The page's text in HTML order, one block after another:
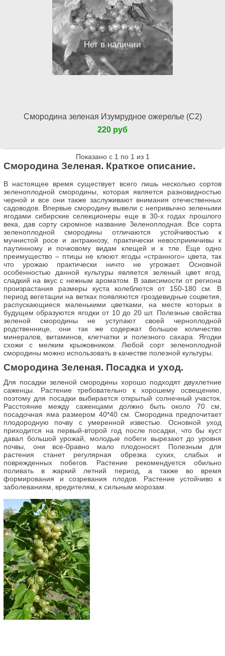
Нет в наличии
Смородина зеленая Изумрудное ожерелье (С2)
220 руб
Показано с 1 по 1 из 1
Смородина Зеленая. Краткое описание.
В настоящее время существует всего лишь несколько сортов
зеленоплодной смородины, которая является разновидностью
черной и все они также заслуживают внимания отечественных
садоводов. Впервые смородину вывели с непривычно зелеными
ягодами сибирские селекционеры еще в 30-х годах прошлого
века, дав сорту скромное название Зеленоплодная. Все сорта
зеленоплодной смородины отличаются устойчивостью к
мучнистой росе и антракнозу, практически невосприимчивы к
паутинному и почковому видам клещей и к тле. Еще одно
преимущество – птицы не клюют ягоды «странного» цвета, так
что урожаю практически ничто не угрожает. Основной
особенностью данной культуры является зеленый цвет ягод,
сладкий на вкус с нежным ароматом. В зависимости от региона
произрастания размеры куста колеблются от 150-180 см. В
период вегетации на ветках появляются гроздевидные соцветия,
распускающиеся маленькими цветками, на месте которых в
будущем образуются ягодки от 10 до 20 шт. Полезные свойства
зеленой смородины не уступают своей черноплодной
родственнице, они так же содержат большое количество
минералов, витаминов, клетчатки и полезного сахара. Ягодки
схожи с мелким крыжовником. Любой сорт зеленоплодной
смородины можно использовать в качестве полезной культуры.
Смородина Зеленая. Посадка и уход.
Для посадки зеленой смородины хорошо подходят двухлетние
саженцы. Растение требовательно к хорошему освещению,
поэтому для посадки выбирается открытый солнечный участок.
Расстояние между саженцами должно быть около 70 см,
посадочная яма размером 40*40 см. Смородина предпочитает
плодородную почву с умеренной известью. Основной уход
приходится на первый-второй год после посадки, что бы куст
давал большой урожай, молодые побеги вырезают до уровня
почвы, они все-0равно мало плодоносят. Полезным для
растения станет регулярная обрезка сухих, слабых и
поврежденных побегов. Растение рекомендуется обильно
поливать в жаркий летний период, а также во время
формирования и созревания плодов. Растение устойчиво к
заболеваниям, вредителям, к сильным морозам.